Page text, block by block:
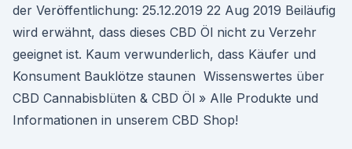
der Veröffentlichung: 25.12.2019 22 Aug 2019 Beiläufig
wird erwähnt, dass dieses CBD Öl nicht zu Verzehr
geeignet ist. Kaum verwunderlich, dass Käufer und
Konsument Bauklötze staunen Wissenswertes über
CBD Cannabisblüten & CBD Öl » Alle Produkte und
Informationen in unserem CBD Shop!